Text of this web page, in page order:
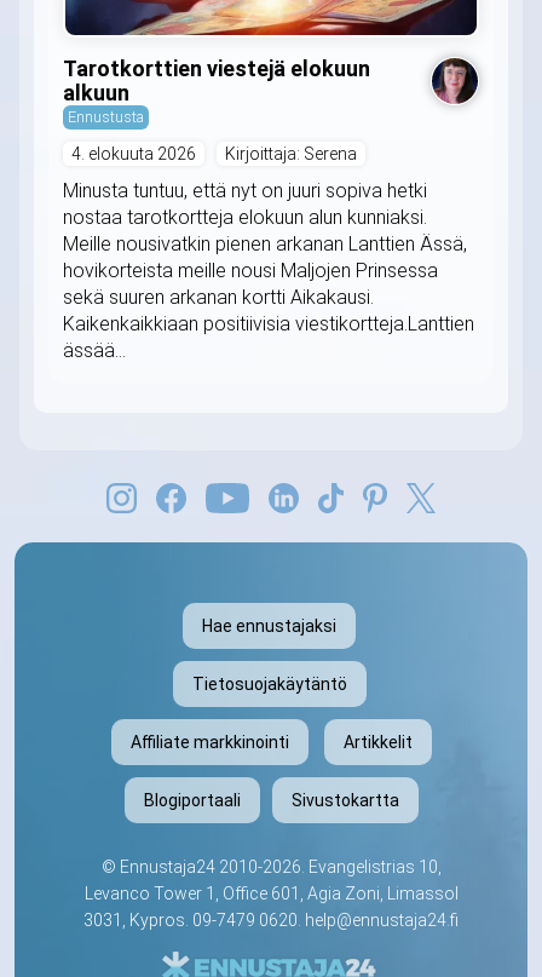
Tarotkorttien viestejä elokuun
alkuun
Ennustusta
4. elokuuta 2026 Kirjoittaja: Serena
Minusta tuntuu, että nyt on juuri sopiva hetki
nostaa tarotkortteja elokuun alun kunniaksi.
Meille nousivatkin pienen arkanan Lanttien Ässä,
hovikorteista meille nousi Maljojen Prinsessa
sekä suuren arkanan kortti Aikakausi.
Kaikenkaikkiaan positiivisia viestikortteja.Lanttien
ässää...
Hae ennustajaksi
Tietosuojakäytäntö
Affiliate markkinointi Artikkelit
Blogiportaali Sivustokartta
© Ennustaja242010-2026. Evangelistrias 10,
Levanco Tower 1, Office 601, Agia Zoni, Limassol
3031, Kypros. 09-7479 0620. help@ennustaja24.fi